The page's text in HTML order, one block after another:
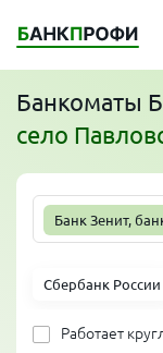
Банкоматы
село
Сбербанк России
Работает